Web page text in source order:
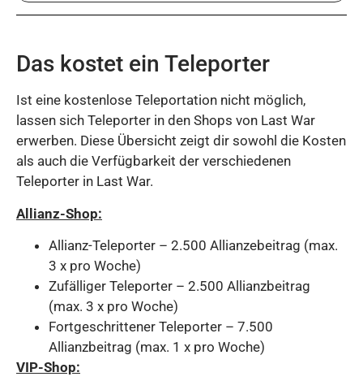
Das kostet ein Teleporter
Ist eine kostenlose Teleportation nicht möglich,
lassen sich Teleporter in den Shops von Last War
erwerben. Diese Übersicht zeigt dir sowohl die Kosten
als auch die Verfügbarkeit der verschiedenen
Teleporter in Last War.
Allianz-Shop:
Allianz-Teleporter – 2.500 Allianzebeitrag (max.
3 x pro Woche)
Zufälliger Teleporter – 2.500 Allianzbeitrag
(max. 3 x pro Woche)
Fortgeschrittener Teleporter – 7.500
Allianzbeitrag (max. 1 x pro Woche)
VIP-Shop: